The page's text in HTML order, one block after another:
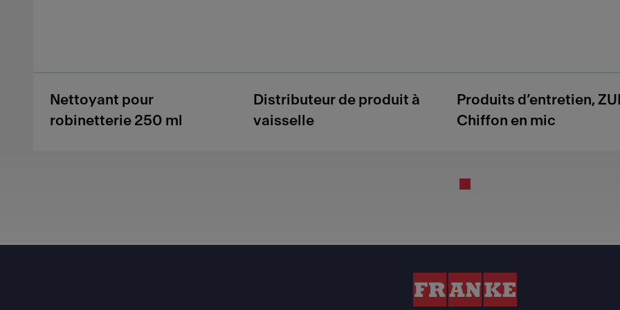
Nettoyant pour
robinetterie 250 ml
Distributeur de produit à
vaisselle
Produits d’entretien,
Chiffon en mic